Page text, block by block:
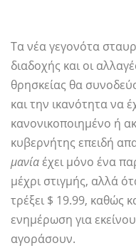
Τα νέα γεγονότα
διαδοχής και οι
θρησκείας θα
και την ικανότητα να
κανονικοποιημένο ή
κυβερνήτης επειδή
μανίαέχει μόνο ένα
μέχρι στιγμής, αλλά
τρέξει $ 19.99, καθώς
ενημέρωση για
αγοράσουν.